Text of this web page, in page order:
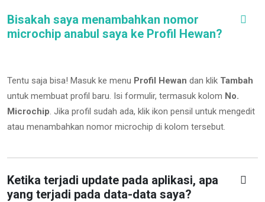
Bisakah saya menambahkan nomor
microchip anabul saya ke Profil Hewan?
Tentu saja bisa! Masuk ke menu Profil Hewan dan klik Tambah
untuk membuat profil baru. Isi formulir, termasuk kolom No.
Microchip. Jika profil sudah ada, klik ikon pensil untuk mengedit
atau menambahkan nomor microchip di kolom tersebut.
Ketika terjadi update pada aplikasi, apa
yang terjadi pada data-data saya?